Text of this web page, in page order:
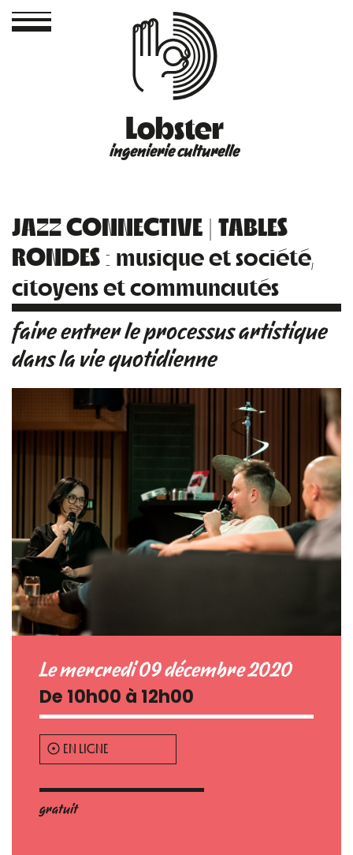
Lobster
ingenierie culturelle
JAZZ CONNECTIVE | TABLES
RONDES: musique et société,
citoyens et communautés
faire entrer le processus artistique
dans la vie quotidienne
Le mercredi 09 décembre 2020
De 10h00 à 12h00
EN LIGNE
gratuit